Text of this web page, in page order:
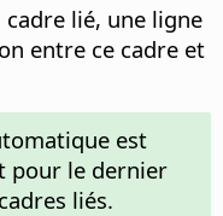
lié, une ligne
entre ce cadre et
est
pour le dernier
liés.